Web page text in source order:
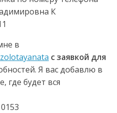
К
в
с заявкой для
Я вас добавлю в
где будет вся